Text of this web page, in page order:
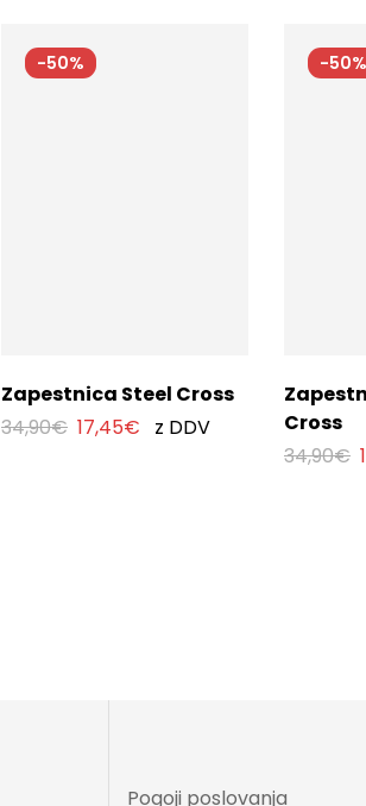
-50%
Zapestnica Steel Cross
34,90€ 17,45€ z DDV
-50%
Cross
34,90€
Pogoji poslovanja